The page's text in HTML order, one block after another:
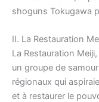
shoguns Tokugawa
II. La Restauration
La Restauration
un groupe de
régionaux qui
et à restaurer le